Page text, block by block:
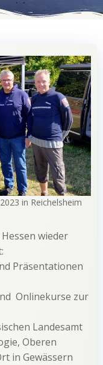
in Reichelsheim
wieder
Präsentationen
Onlinekurse zur
Landesamt
Oberen
in Gewässern